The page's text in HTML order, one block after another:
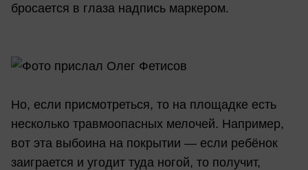
бросается в глаза надпись маркером.
Но, если присмотреться, то на площадке есть
несколько травмоопасных мелочей. Например,
вот эта выбоина на покрытии — если ребёнок
заиграется и угодит туда ногой, то получит,